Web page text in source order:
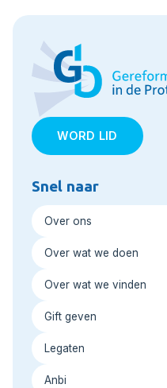
WORD LID
Snel naar
Over ons
Over wat we doen
Over wat we vinden
Gift geven
Legaten
Anbi